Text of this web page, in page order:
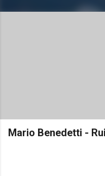
Mario Benedetti -